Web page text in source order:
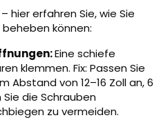
hier erfahren Sie, wie Sie
können:
Eine schiefe
klemmen. Fix: Passen Sie
Abstand von 12–16 Zoll an, 6
die Schrauben
zu vermeiden.